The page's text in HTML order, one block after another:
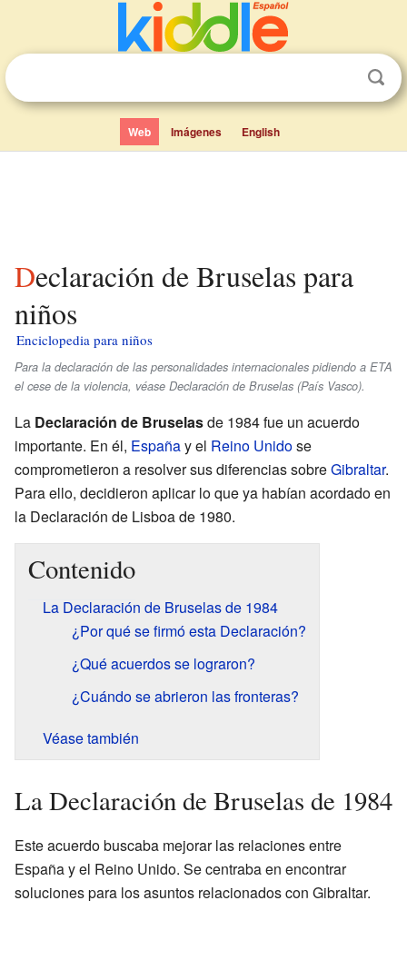
Web Imágenes English
Declaración de Bruselas para
niños
Enciclopedia para niños
Para la declaración de las personalidades internacionales pidiendo a ETA
el cese de la violencia, véase Declaración de Bruselas (País Vasco).
La Declaración de Bruselasde 1984 fue un acuerdo
importante. En él, Españay el Reino Unidose
comprometieron a resolver sus diferencias sobreGibraltar.
Para ello, decidieron aplicar lo que ya habían acordado en
la Declaración de Lisboa de 1980.
Contenido
La Declaración de Bruselas de 1984
¿Por qué se firmó esta Declaración?
¿Qué acuerdos se lograron?
¿Cuándo se abrieron las fronteras?
Véase también
La Declaración de Bruselas de 1984
Este acuerdo buscaba mejorar las relaciones entre
España y el Reino Unido. Se centraba en encontrar
soluciones para los asuntos relacionados con Gibraltar.